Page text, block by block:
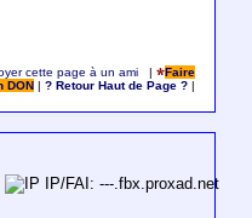
cette page à un ami |
Faire
DON
|? Retour Haut de Page ?
IP/FAI: ---.fbx.proxad.net